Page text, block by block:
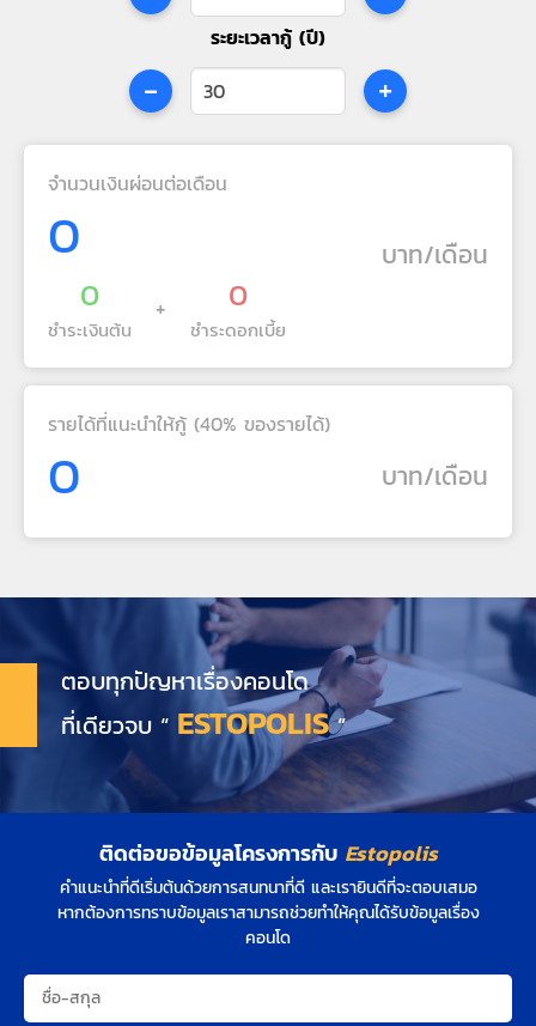
ระยะเวลากู้ (ปี)
- +
จำนวนเงินผ่อนต่อเดือน
0 บาท/เดือน
0
ชำระเงินต้น
+ 0
ชำระดอกเบี้ย
รายได้ที่แนะนำให้กู้ (40% ของรายได้)
0 บาท/เดือน
ตอบทุกปัญหาเรื่องคอนโด
ที่เดียวจบ “ ESTOPOLIS”
ติดต่อขอข้อมูลโครงการกับ Estopolis
คำแนะนำที่ดีเริ่มต้นด้วยการสนทนาที่ดี และเรายินดีที่จะตอบเสมอ
หากต้องการทราบข้อมูลเราสามารถช่วยทำให้คุณได้รับข้อมูลเรื่อง
คอนโด